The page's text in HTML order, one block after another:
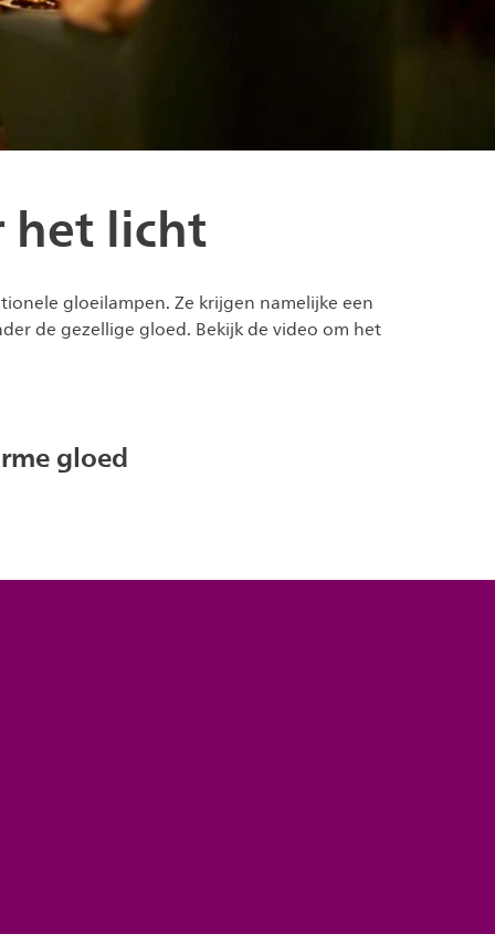
het licht
gloeilampen. Ze krijgen namelijke een
de gezellige gloed. Bekijk de video om het
gloed